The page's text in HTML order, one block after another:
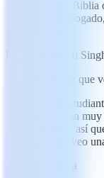
como la
Como
Rajat Ranjan
Cada vez que
Como
aplicación
teléfono, así
vez que veo
Aiko Tanaka